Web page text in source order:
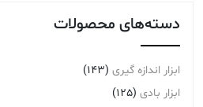
دسته‌های محصولات
ابزار اندازه گیری (143)
ابزار بادی (125)